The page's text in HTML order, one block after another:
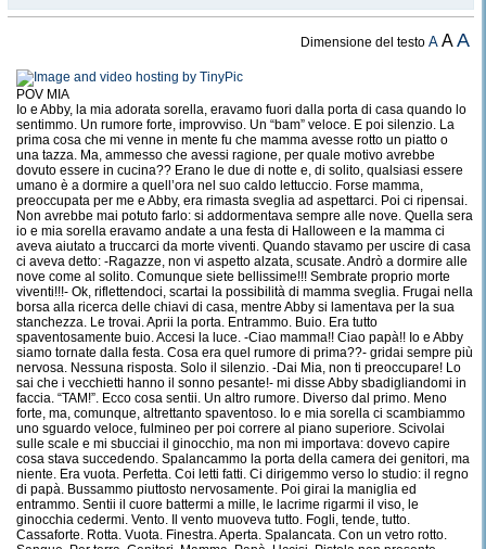
Dimensione del testoA AA
POV MIA
Io e Abby, la mia adorata sorella, eravamo fuori dalla porta di casa quando lo
sentimmo. Un rumore forte, improvviso. Un “bam” veloce. E poi silenzio. La
prima cosa che mi venne in mente fu che mamma avesse rotto un piatto o
una tazza. Ma, ammesso che avessi ragione, per quale motivo avrebbe
dovuto essere in cucina?? Erano le due di notte e, di solito, qualsiasi essere
umano è a dormire a quell’ora nel suo caldo lettuccio. Forse mamma,
preoccupata per me e Abby, era rimasta sveglia ad aspettarci. Poi ci ripensai.
Non avrebbe mai potuto farlo: si addormentava sempre alle nove. Quella sera
io e mia sorella eravamo andate a una festa di Halloween e la mamma ci
aveva aiutato a truccarci da morte viventi. Quando stavamo per uscire di casa
ci aveva detto: -Ragazze, non vi aspetto alzata, scusate. Andrò a dormire alle
nove come al solito. Comunque siete bellissime!!! Sembrate proprio morte
viventi!!!- Ok, riflettendoci, scartai la possibilità di mamma sveglia. Frugai nella
borsa alla ricerca delle chiavi di casa, mentre Abby si lamentava per la sua
stanchezza. Le trovai. Aprii la porta. Entrammo. Buio. Era tutto
spaventosamente buio. Accesi la luce. -Ciao mamma!! Ciao papà!! Io e Abby
siamo tornate dalla festa. Cosa era quel rumore di prima??- gridai sempre più
nervosa. Nessuna risposta. Solo il silenzio. -Dai Mia, non ti preoccupare! Lo
sai che i vecchietti hanno il sonno pesante!- mi disse Abby sbadigliandomi in
faccia. “TAM!”. Ecco cosa sentii. Un altro rumore. Diverso dal primo. Meno
forte, ma, comunque, altrettanto spaventoso. Io e mia sorella ci scambiammo
uno sguardo veloce, fulmineo per poi correre al piano superiore. Scivolai
sulle scale e mi sbucciai il ginocchio, ma non mi importava: dovevo capire
cosa stava succedendo. Spalancammo la porta della camera dei genitori, ma
niente. Era vuota. Perfetta. Coi letti fatti. Ci dirigemmo verso lo studio: il regno
di papà. Bussammo piuttosto nervosamente. Poi girai la maniglia ed
entrammo. Sentii il cuore battermi a mille, le lacrime rigarmi il viso, le
ginocchia cedermi. Vento. Il vento muoveva tutto. Fogli, tende, tutto.
Cassaforte. Rotta. Vuota. Finestra. Aperta. Spalancata. Con un vetro rotto.